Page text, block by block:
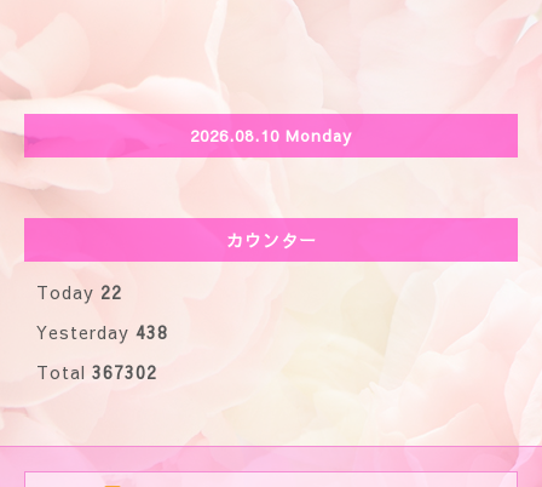
2026.08.10 Monday
カウンター
Today 22
Yesterday 438
Total 367302